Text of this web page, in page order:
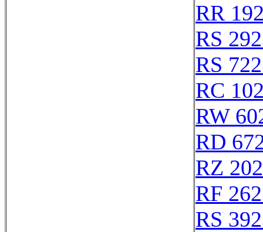
RR
RS
RS
RC
RW
RD
RZ
RF
RS